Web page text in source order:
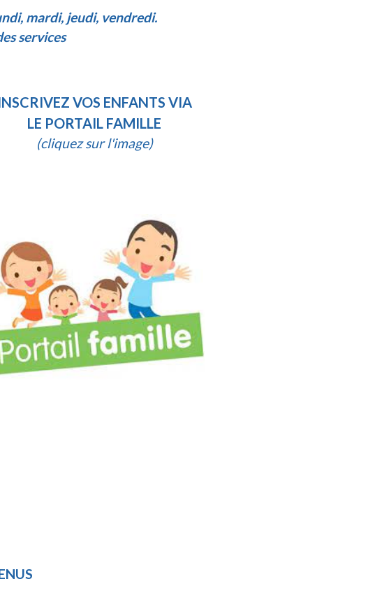
mardi, jeudi, vendredi.
services
VOS ENFANTS VIA
LE PORTAIL FAMILLE
(cliquez sur l'image)